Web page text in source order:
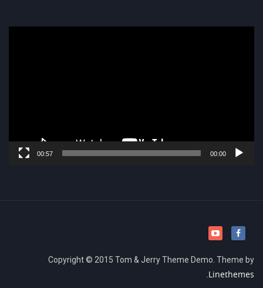
00:00
00:57
Copyright © 2015 Tom & Jerry Theme Demo. Theme by
Linethemes.